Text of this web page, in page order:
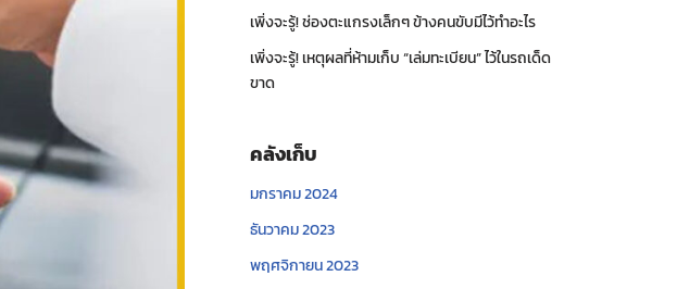
เพิ่งจะรู้! ช่องตะแกรงเล็กๆ ข้างคนขับมีไว้ทำอะไร
เพิ่งจะรู้! เหตุผลที่ห้ามเก็บ “เล่มทะเบียน” ไว้ในรถเด็ด
ขาด
คลังเก็บ
มกราคม 2024
ธันวาคม 2023
พฤศจิกายน 2023